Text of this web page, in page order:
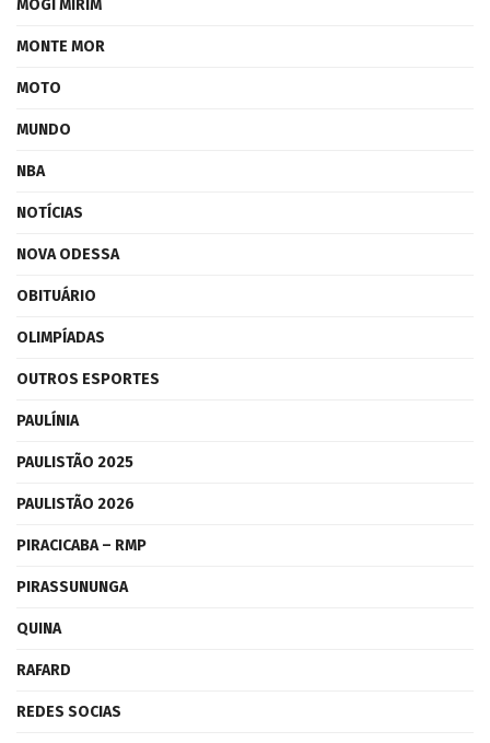
MOGI MIRIM
MONTE MOR
MOTO
MUNDO
NBA
NOTÍCIAS
NOVA ODESSA
OBITUÁRIO
OLIMPÍADAS
OUTROS ESPORTES
PAULÍNIA
PAULISTÃO 2025
PAULISTÃO 2026
PIRACICABA – RMP
PIRASSUNUNGA
QUINA
RAFARD
REDES SOCIAS